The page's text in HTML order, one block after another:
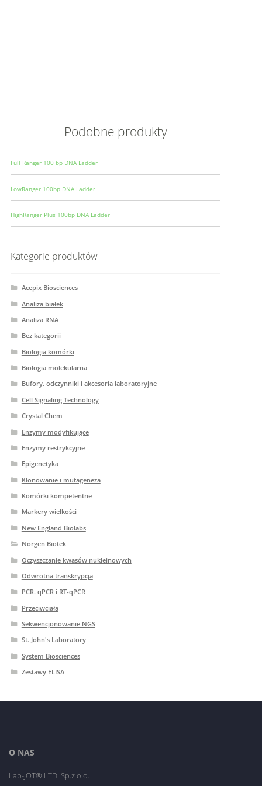
Podobne produkty
Full Ranger 100 bp DNA Ladder
LowRanger 100bp DNA Ladder
HighRanger Plus 100bp DNA Ladder
Kategorie produktów
Acepix Biosciences
Analiza białek
Analiza RNA
Bez kategorii
Biologia komórki
Biologia molekularna
Bufory. odczynniki i akcesoria laboratoryjne
Cell Signaling Technology
Crystal Chem
Enzymy modyfikujące
Enzymy restrykcyjne
Epigenetyka
Klonowanie i mutageneza
Komórki kompetentne
Markery wielkości
New England Biolabs
Norgen Biotek
Oczyszczanie kwasów nukleinowych
Odwrotna transkrypcja
PCR. qPCR i RT-qPCR
Przeciwciała
Sekwencjonowanie NGS
St. John's Laboratory
System Biosciences
Zestawy ELISA
O NAS
Lab-JOT® LTD. Sp.z o.o.